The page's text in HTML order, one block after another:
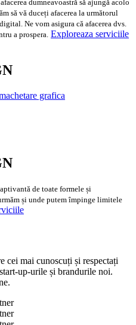
dumneavoastră să ajungă acolo
să vă duceți afacerea la următorul
Ne vom asigura că afacerea dvs.
a prospera. Exploreaza serviciile
grafica
de toate formele și
și unde putem împinge limitele
cei mai cunoscuți și respectați
up-urile și brandurile noi.